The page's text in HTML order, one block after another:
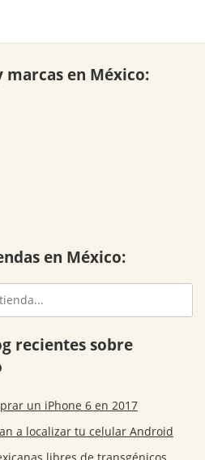
marcas en México:
en México:
recientes sobre
un iPhone 6 en 2017
a localizar tu celular Android